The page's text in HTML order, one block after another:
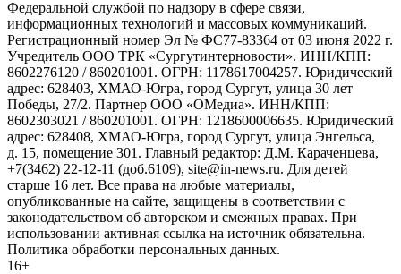
Федеральной службой по надзору в сфере связи,
информационных технологий и массовых коммуникаций.
Регистрационный номер Эл № ФС77-83364 от 03 июня 2022 г.
Учредитель ООО ТРК «Сургутинтерновости». ИНН/КПП:
8602276120 / 860201001. ОГРН: 1178617004257. Юридический
адрес: 628403, ХМАО-Югра, город Сургут, улица 30 лет
Победы, 27/2. Партнер ООО «ОМедиа». ИНН/КПП:
8602303021 / 860201001. ОГРН: 1218600006635. Юридический
адрес: 628408, ХМАО-Югра, город Сургут, улица Энгельса,
д. 15, помещение 301. Главный редактор: Д.М. Караченцева,
+7(3462) 22-12-11 (доб.6109), site@in-news.ru. Для детей
старше 16 лет. Все права на любые материалы,
опубликованные на сайте, защищены в соответствии с
законодательством об авторском и смежных правах. При
использовании активная ссылка на источник обязательна.
Политика обработки персональных данных.
16+